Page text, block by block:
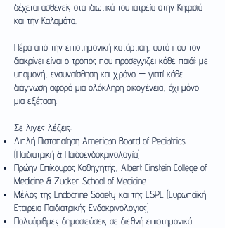
δέχεται ασθενείς στα ιδιωτικά του ιατρεία στην Κηφισιά
και την Καλαμάτα.
Πέρα από την επιστημονική κατάρτιση, αυτό που τον
διακρίνει είναι ο τρόπος που προσεγγίζει κάθε παιδί: με
υπομονή, ενσυναίσθηση και χρόνο — γιατί κάθε
διάγνωση αφορά μια ολόκληρη οικογένεια, όχι μόνο
μια εξέταση.
Σε λίγες λέξεις:
Διπλή Πιστοποίηση American Board of Pediatrics
(Παιδιατρική & Παιδοενδοκρινολογία)
Πρώην Επίκουρος Καθηγητής, Albert Einstein College of
Medicine & Zucker School of Medicine
Μέλος της Endocrine Society και της ESPE (Ευρωπαϊκή
Εταιρεία Παιδιατρικής Ενδοκρινολογίας)
Πολυάριθμες δημοσιεύσεις σε διεθνή επιστημονικά